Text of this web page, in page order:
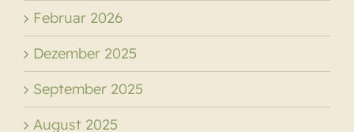
Februar 2026
Dezember 2025
September 2025
August 2025